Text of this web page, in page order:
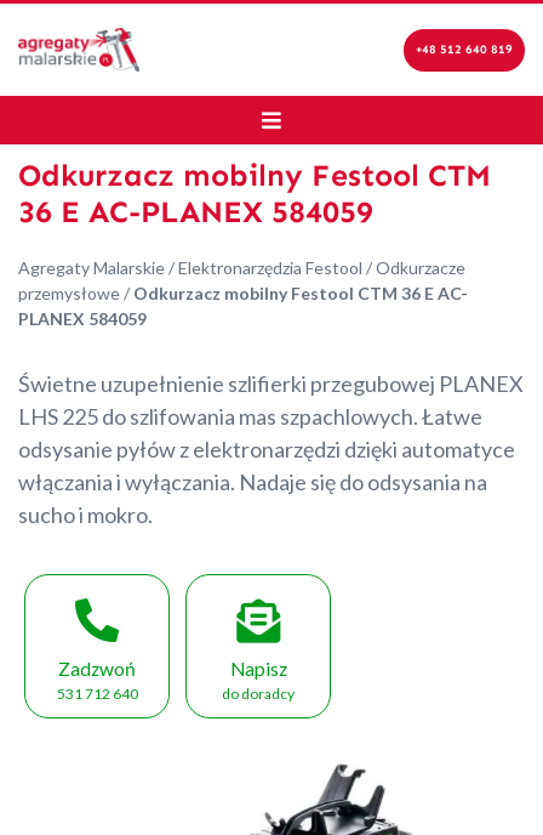
+48 512 640 819
Odkurzacz mobilny Festool CTM
36 E AC-PLANEX 584059
Agregaty Malarskie/Elektronarzędzia Festool /Odkurzacze
przemysłowe/ Odkurzacz mobilny Festool CTM 36 E AC-
PLANEX 584059
Świetne uzupełnienie szlifierki przegubowej PLANEX
LHS 225 do szlifowania mas szpachlowych. Łatwe
odsysanie pyłów z elektronarzędzi dzięki automatyce
włączania i wyłączania. Nadaje się do odsysania na
sucho i mokro.
Zadzwoń
531 712 640
Napisz
do doradcy